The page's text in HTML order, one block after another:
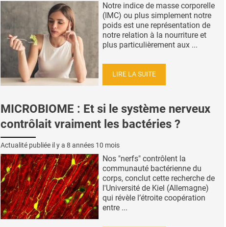
Notre indice de masse corporelle
(IMC) ou plus simplement notre
poids est une représentation de
notre relation à la nourriture et
plus particulièrement aux ...
LIRE LA SUITE
MICROBIOME : Et si le système nerveux
contrôlait vraiment les bactéries ?
Actualité publiée il y a 8 années 10 mois
Nos "nerfs" contrôlent la
communauté bactérienne du
corps, conclut cette recherche de
l'Université de Kiel (Allemagne)
qui révèle l’étroite coopération
entre ...